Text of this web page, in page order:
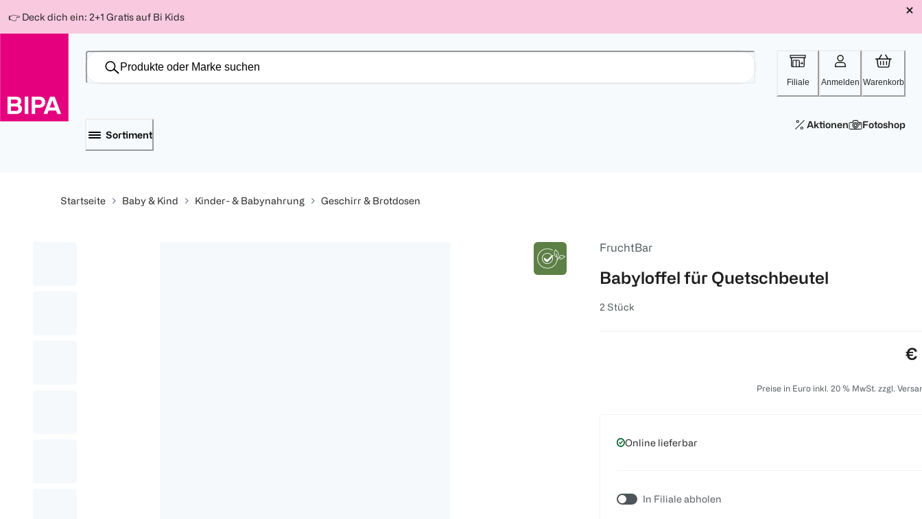
-10%
Für
150 Ös
-15%
Für
300 Ös
-20%
Für
500 Ös
zum
👉 Deck dich ein: 2+1 Gratis auf Bi Kids
Filiale Anmelden Warenkorb
Sortiment
Aktionen Fotoshop
Startseite Baby & Kind Kinder- & Babynahrung Geschirr & Brotdosen
FruchtBar
Babyloffel für Quetschbeutel
2 Stück
€
Preise in Euro inkl. 20 % MwSt. zzgl.
Online lieferbar
In Filiale abholen